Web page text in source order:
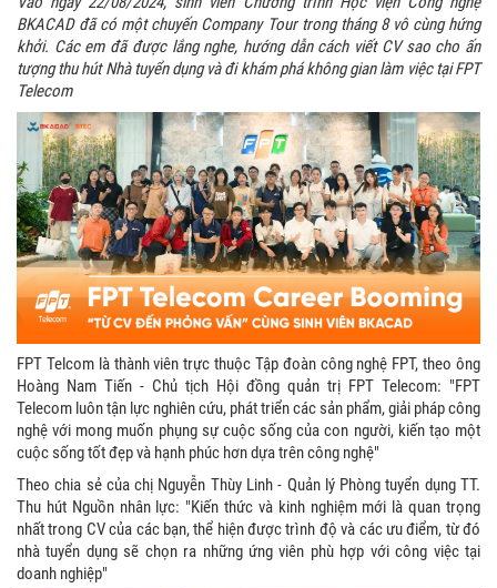
BKACAD đã có một chuyến Company Tour trong tháng 8 vô cùng hứng
khởi. Các em đã được lắng nghe, hướng dẫn cách viết CV sao cho ấn
tượng thu hút Nhà tuyển dụng và đi khám phá không gian làm việc tại FPT
Telecom
FPT Telcom là thành viên trực thuộc Tập đoàn công nghệ FPT, theo ông
Hoàng Nam Tiến - Chủ tịch Hội đồng quản trị FPT Telecom: "FPT
Telecom luôn tận lực nghiên cứu, phát triển các sản phẩm, giải pháp công
nghệ với mong muốn phụng sự cuộc sống của con người, kiến tạo một
cuộc sống tốt đẹp và hạnh phúc hơn dựa trên công nghệ"
Theo chia sẻ của chị Nguyễn Thùy Linh - Quản lý Phòng tuyển dụng TT.
Thu hút Nguồn nhân lực: "Kiến thức và kinh nghiệm mới là quan trọng
nhất trong CV của các bạn, thể hiện được trình độ và các ưu điểm, từ đó
nhà tuyển dụng sẽ chọn ra những ứng viên phù hợp với công việc tại
doanh nghiệp"